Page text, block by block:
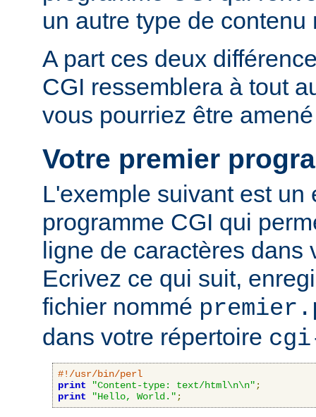
un autre type de contenu
A part ces deux
CGI ressemblera à tout
vous pourriez être
Votre premier
L'exemple suivant est un
programme CGI qui
ligne de caractères dans
Ecrivez ce qui suit,
fichier nommé
dans votre répertoire
#!/usr/bin/perl
print
"Content-type: text/html\n\n" ;
print
"Hello, World." ;